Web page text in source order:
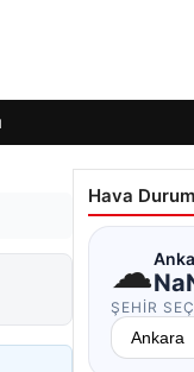
Hava
☁
ŞEHIR SEÇ